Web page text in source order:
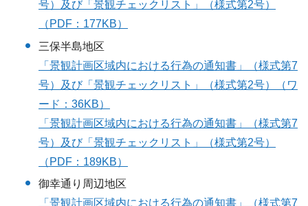
号）及び「景観チェックリスト」（様式第2号）
（PDF：177KB）
三保半島地区
「景観計画区域内における行為の通知書」（様式第7
号）及び「景観チェックリスト」（様式第2号）（ワ
ード：36KB）
「景観計画区域内における行為の通知書」（様式第7
号）及び「景観チェックリスト」（様式第2号）
（PDF：189KB）
御幸通り周辺地区
「景観計画区域内における行為の通知書」（様式第7